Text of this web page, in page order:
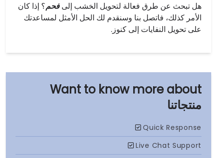
منتجاتنا
هل تبحث عن طرق فعالة لتحويل الخشب إلىفحم؟ إذا كان
الأمر كذلك، فاتصل بنا وسنقدم لك الحل الأمثل لمساعدتك
على تحويل النفايات إلى كنوز.